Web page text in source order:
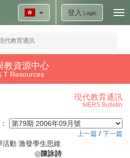
登入 Login
代教育通訊
教資源中心
T Resources
現代教育通訊
MERS Bulletin
上一篇 / 下一篇
活動 激發學生思維
◎陳詠詩